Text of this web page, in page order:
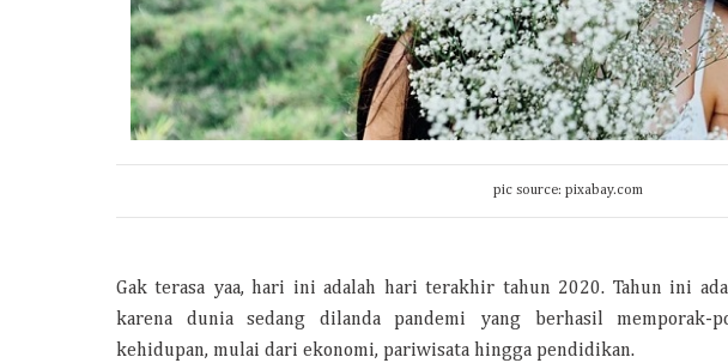
pic source: pixabay.com
Gak terasa yaa, hari ini adalah hari terakhir tahun 2020. Tahun ini
karena dunia sedang dilanda pandemi yang berhasil memporak-
kehidupan, mulai dari ekonomi, pariwisata hingga pendidikan.